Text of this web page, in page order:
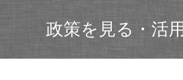
政策を見る・活